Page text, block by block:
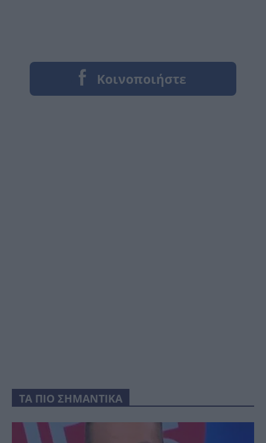
ΤΑ ΠΙΟ ΣΗΜΑΝΤΙΚΑ